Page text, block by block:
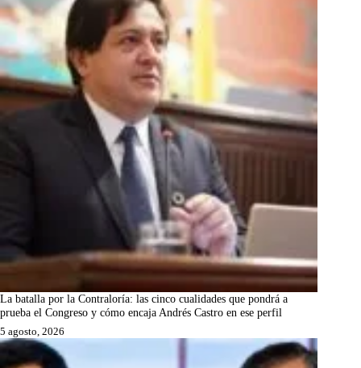
La batalla por la Contraloría: las cinco cualidades que pondrá a
prueba el Congreso y cómo encaja Andrés Castro en ese perfil
5 agosto, 2026